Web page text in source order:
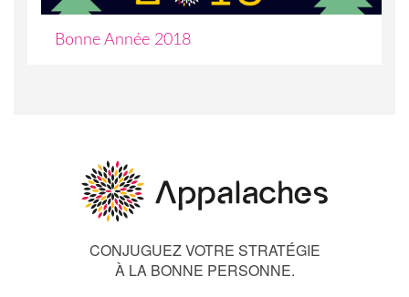
Bonne Année 2018
CONJUGUEZ VOTRE STRATÉGIE
À LA BONNE PERSONNE.